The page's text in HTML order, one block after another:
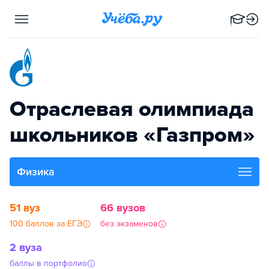
Отраслевая олимпиада
школьников «Газпром»
Физика
51 вуз
100 баллов за ЕГЭ
66 вузов
без экзаменов
2 вуза
баллы в портфолио